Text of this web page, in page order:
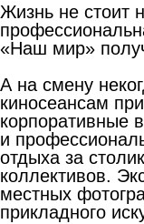
Жизнь не стоит
«Наш мир»
А на смену
киносеансам
корпоративные
и
отдыха за
коллективов.
местных
прикладного